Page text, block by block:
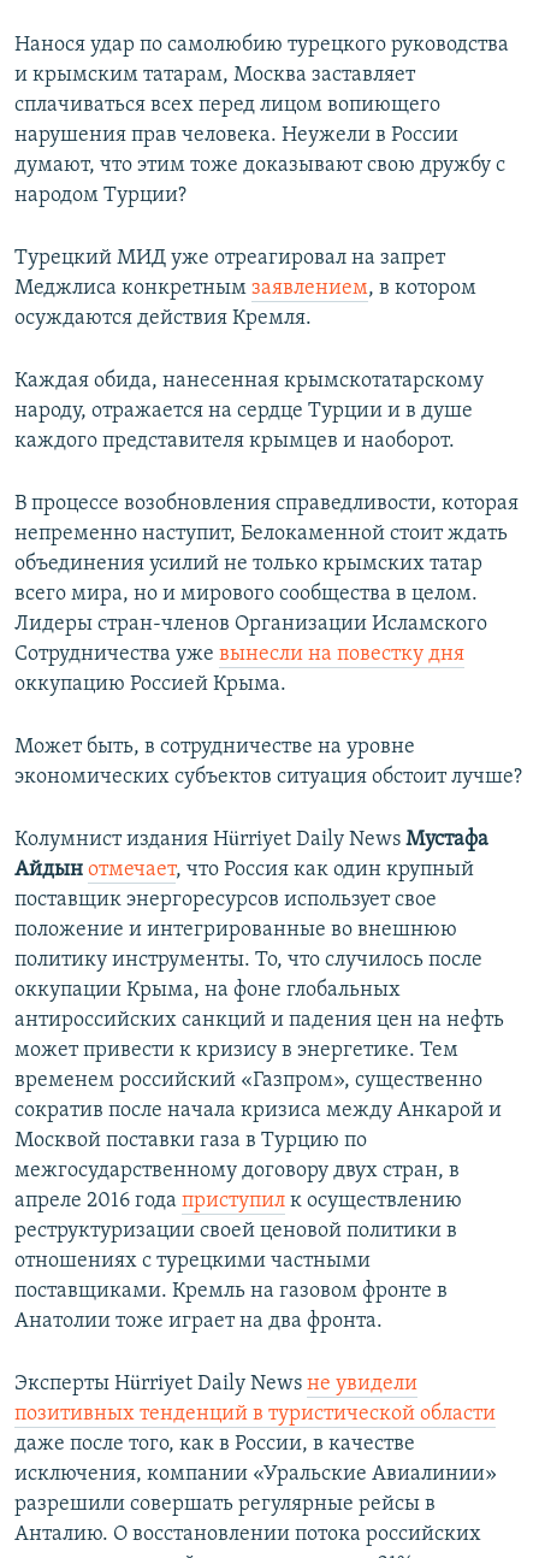
Нанося удар по самолюбию турецкого руководства
и крымским татарам, Москва заставляет
сплачиваться всех перед лицом вопиющего
нарушения прав человека. Неужели в России
думают, что этим тоже доказывают свою дружбу с
народом Турции?
Турецкий МИД уже отреагировал на запрет
Меджлиса конкретным заявлением, в котором
осуждаются действия Кремля.
Каждая обида, нанесенная крымскотатарскому
народу, отражается на сердце Турции и в душе
каждого представителя крымцев и наоборот.
В процессе возобновления справедливости, которая
непременно наступит, Белокаменной стоит ждать
объединения усилий не только крымских татар
всего мира, но и мирового сообщества в целом.
Лидеры стран-членов Организации Исламского
Сотрудничества уже вынесли на повестку дня
оккупацию Россией Крыма.
Может быть, в сотрудничестве на уровне
экономических субъектов ситуация обстоит лучше?
Колумнист издания Hürriyet Daily News Мустафа
Айдын отмечает, что Россия как один крупный
поставщик энергоресурсов использует свое
положение и интегрированные во внешнюю
политику инструменты. То, что случилось после
оккупации Крыма, на фоне глобальных
антироссийских санкций и падения цен на нефть
может привести к кризису в энергетике. Тем
временем российский «Газпром», существенно
сократив после начала кризиса между Анкарой и
Москвой поставки газа в Турцию по
межгосударственному договору двух стран, в
апреле 2016 года приступил к осуществлению
реструктуризации своей ценовой политики в
отношениях с турецкими частными
поставщиками. Кремль на газовом фронте в
Анатолии тоже играет на два фронта.
Эксперты Hürriyet Daily News не увидели
позитивных тенденций в туристической области
даже после того, как в России, в качестве
исключения, компании «Уральские Авиалинии»
разрешили совершать регулярные рейсы в
Анталию. О восстановлении потока российских